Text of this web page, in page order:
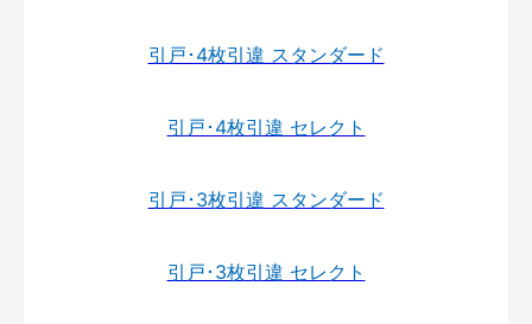
引戸･4枚引違 スタンダード
引戸･4枚引違 セレクト
引戸･3枚引違 スタンダード
引戸･3枚引違 セレクト